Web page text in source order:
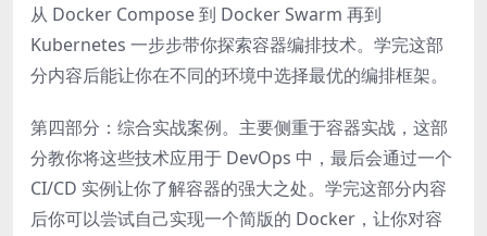
从 Docker Compose 到 Docker Swarm 再到
Kubernetes 一步步带你探索容器编排技术。学完这部
分内容后能让你在不同的环境中选择最优的编排框架。
第四部分：综合实战案例。主要侧重于容器实战，这部
分教你将这些技术应用于 DevOps 中，最后会通过一个
CI/CD 实例让你了解容器的强大之处。学完这部分内容
后你可以尝试自己实现一个简版的 Docker，让你对容